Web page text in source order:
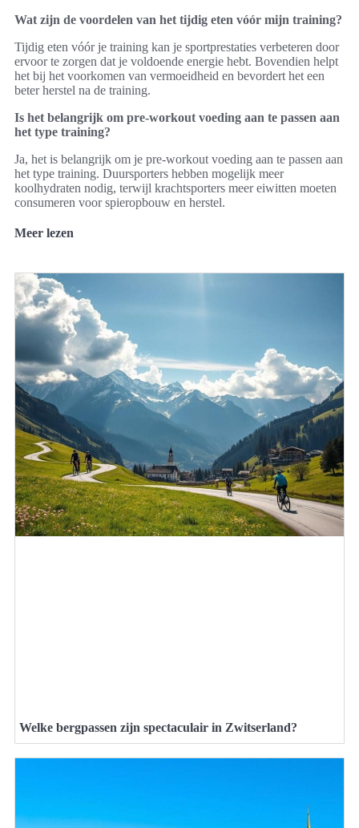
Wat zijn de voordelen van het tijdig eten vóór mijn training?
Tijdig eten vóór je training kan je sportprestaties verbeteren door
ervoor te zorgen dat je voldoende energie hebt. Bovendien helpt
het bij het voorkomen van vermoeidheid en bevordert het een
beter herstel na de training.
Is het belangrijk om pre-workout voeding aan te passen aan
het type training?
Ja, het is belangrijk om je pre-workout voeding aan te passen aan
het type training. Duursporters hebben mogelijk meer
koolhydraten nodig, terwijl krachtsporters meer eiwitten moeten
consumeren voor spieropbouw en herstel.
Meer lezen
Welke bergpassen zijn spectaculair in Zwitserland?